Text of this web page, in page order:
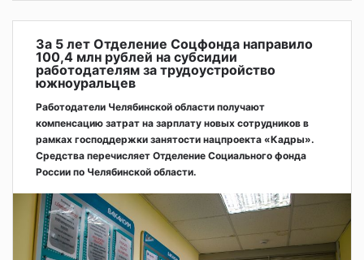
За 5 лет Отделение Соцфонда направило
100,4 млн рублей на субсидии
работодателям за трудоустройство
южноуральцев
Работодатели Челябинской области получают
компенсацию затрат на зарплату новых сотрудников в
рамках господдержки занятости нацпроекта «Кадры».
Средства перечисляет Отделение Социального фонда
России по Челябинской области.